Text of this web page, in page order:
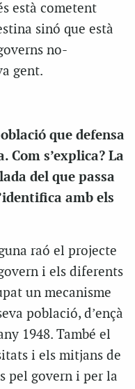
està cometent
sinó que està
no-
gent.
que defensa
Com s’explica? La
del que passa
amb els
raó el projecte
i els diferents
un mecanisme
població, d’ençà
1948. També el
i els mitjans de
pel govern i per la